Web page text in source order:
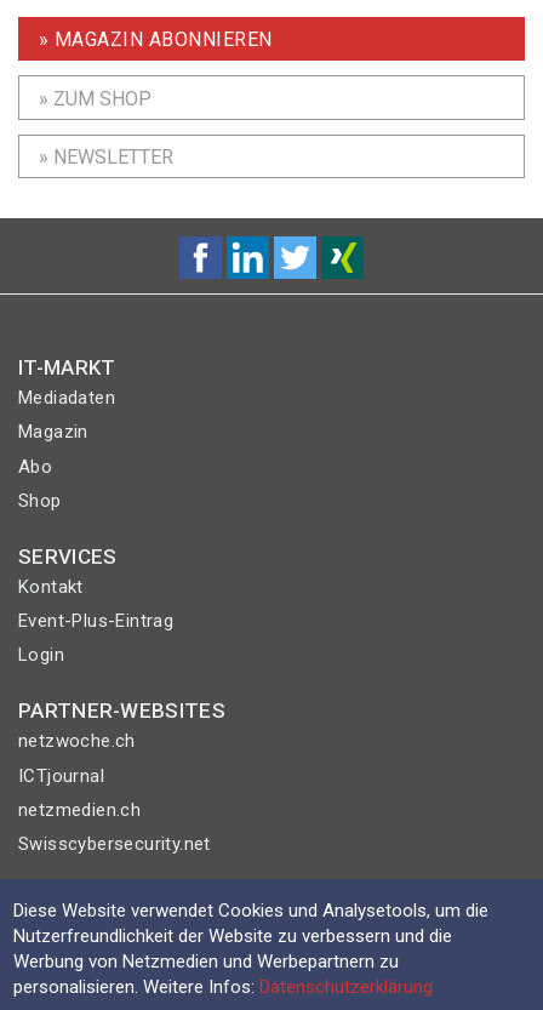
» MAGAZIN ABONNIEREN
» ZUM SHOP
» NEWSLETTER
IT-MARKT
Mediadaten
Magazin
Abo
Shop
SERVICES
Kontakt
Event-Plus-Eintrag
Login
PARTNER-WEBSITES
netzwoche.ch
ICTjournal
netzmedien.ch
Swisscybersecurity.net
© NETZMEDIEN AG 2026
Impressum
AGB
Nutzungsbestimmungen
Diese Website verwendet Cookies und Analysetools, um die
Nutzerfreundlichkeit der Website zu verbessern und die
Werbung von Netzmedien und Werbepartnern zu
personalisieren. Weitere Infos:Datenschutzerklärung